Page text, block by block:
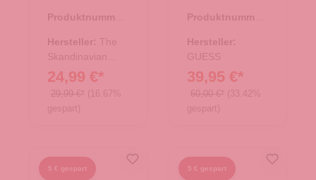
Geldbörse Quer
Produktnummer:
Hersteller: The
Skandinavian
Brand
24,99 €*
29,99 €* (16.67%
gespart)
Produktnummer:
Hersteller:
GUESS
39,95 €*
60,00 €* (33.42%
gespart)
5 € gespart 5 € gespart